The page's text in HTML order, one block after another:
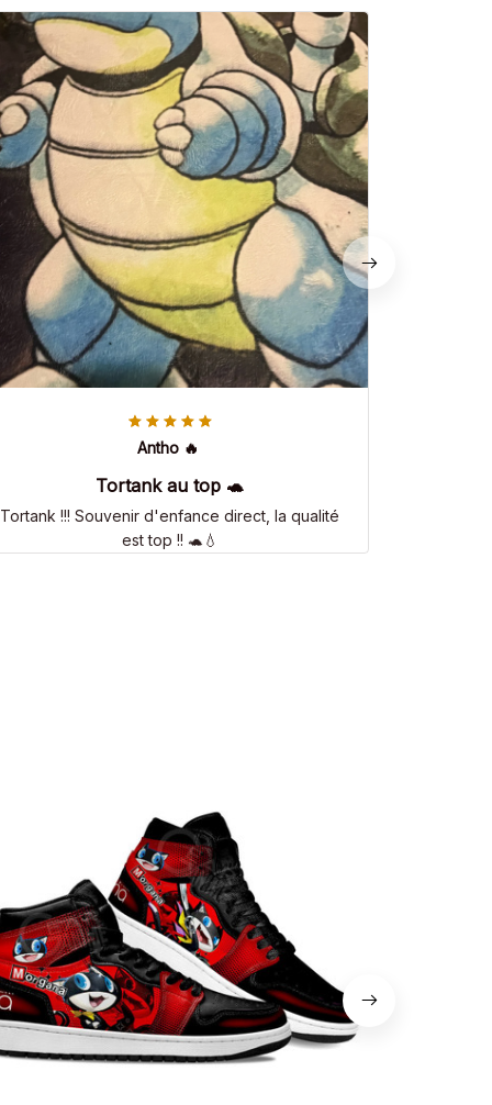
Antho 🔥
Tortank au top 🐢
Tortank !!! Souvenir d'enfance direct, la qualité
est top !! 🐢💧